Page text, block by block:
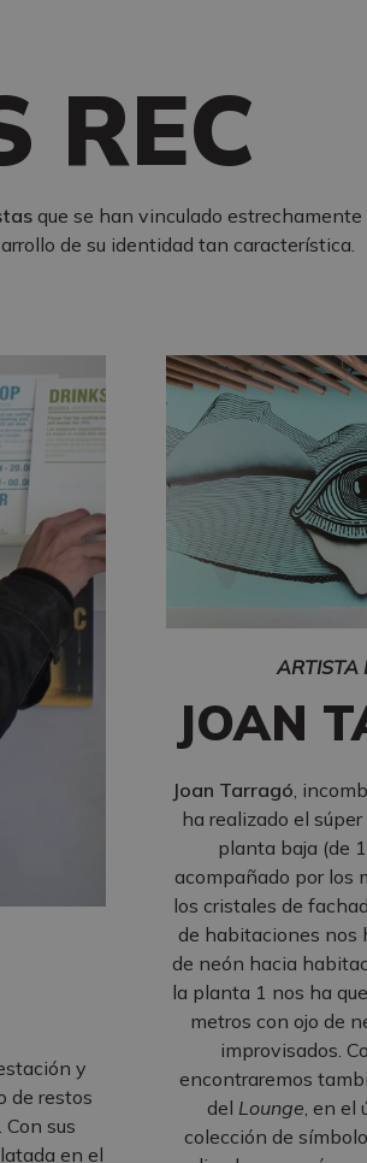
REC
que se han vinculado estrechamente
de su identidad tan característica.
y
de restos
sus
en el
ARTISTA
JOAN
Joan Tarragó ,
ha realizado el
planta baja (de
acompañado por los
los cristales de
de habitaciones nos
de neón hacia
la planta 1 nos ha
metros con ojo de
improvisados.
encontraremos
del Lounge , en
colección de